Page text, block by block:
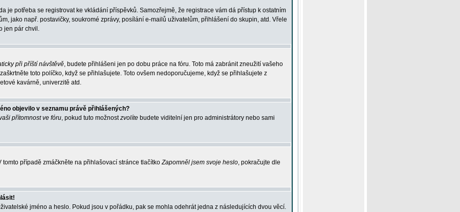
je potřeba se registrovat ke vkládání příspěvků. Samozřejmě, že registrace vám dá přístup k ostatním
jako např. postavičky, soukromé zprávy, posílání e-mailů uživatelům, přihlášení do skupin, atd. Vřele
jen pár chvil.
při příští návštěvě, budete přihlášeni jen po dobu práce na fóru. Toto má zabránit zneužití vašeho
toto políčko, když se přihlašujete. Toto ovšem nedoporučujeme, když se přihlašujete z
kavárně, univerzitě atd.
objevilo v seznamu právě přihlášených?
přítomnost ve fóru, pokud tuto možnostzvolíte budete viditelní jen pro administrátory nebo sami
tomto případě zmáčkněte na přihlašovací stránce tlačítkoZapomněl jsem svoje heslo, pokračujte dle
jméno a heslo. Pokud jsou v pořádku, pak se mohla odehrát jedna z následujících dvou věcí.